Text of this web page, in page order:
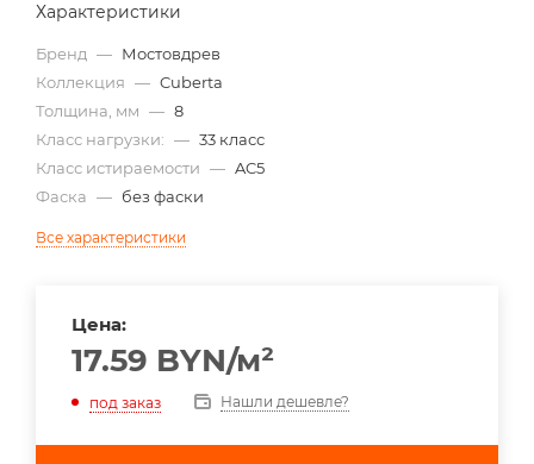
Характеристики
Бренд — Мостовдрев
Коллекция — Cuberta
Толщина, мм — 8
Класс нагрузки: — 33 класс
Класс истираемости — AC5
Фаска — без фаски
Все характеристики
Цена:
17.59 BYN/м²
под заказ Нашли дешевле?